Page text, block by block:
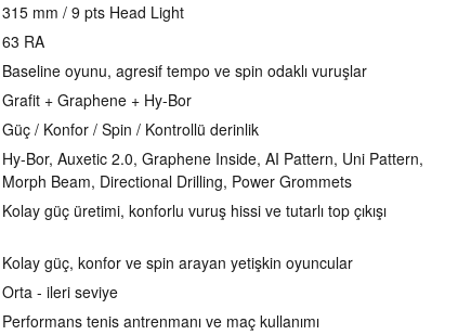
315 mm / 9 pts Head Light
63 RA
Baseline oyunu, agresif tempo ve spin odaklı vuruşlar
Grafit + Graphene + Hy-Bor
Güç / Konfor / Spin / Kontrollü derinlik
Hy-Bor, Auxetic 2.0, Graphene Inside, AI Pattern, Uni Pattern,
Morph Beam, Directional Drilling, Power Grommets
Kolay güç üretimi, konforlu vuruş hissi ve tutarlı top çıkışı
Kolay güç, konfor ve spin arayan yetişkin oyuncular
Orta - ileri seviye
Performans tenis antrenmanı ve maç kullanımı